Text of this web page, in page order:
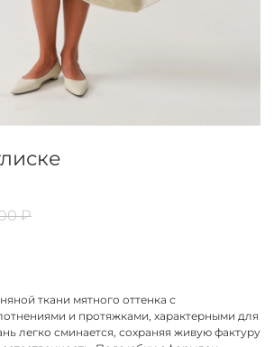
₽
ткани мятного оттенка с
и протяжками, характерными для
легко сминается, сохраняя живую фактуру